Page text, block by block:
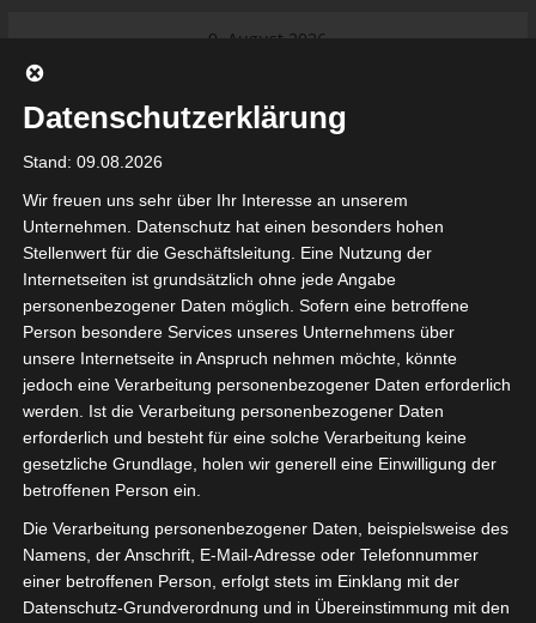
9. August 2026
beginnt am 22. und 23. August
2026 (Update)
Meisterschaft an
Ligue 1 Pro: Spielplan der ersten 15
Spieltage der Saison 2026/2027
Ligue 2 Pro Tunesien 2026/2027 –
Saison beginnt am am 19./20.
September 2026
Internationaler Sportgerichtshof
lehnt Eilverfahren ab – AS Soliman
steuert auf die Ligue 2 zu
tunesienfussball.de
Tunesien Ligafußball
von Google Adsense (Google Ireland Limited, Gordon House, Barrow
Ireland) benötigen wir laut DSGVO Ihre Zustimmung. Es werden seitens
Daten erhoben, verarbeitet und gespeichert. Welche Daten genau
bitte den Datenschutzbedingungen.
Google Adsenseist deaktiviert. ✓ Erlauben Datenschutzbedingungen
Datenschutzerklärung
Stand: 09.08.2026
Wir freuen uns sehr über Ihr Interesse an unserem
Unternehmen. Datenschutz hat einen besonders hohen
Stellenwert für die Geschäftsleitung. Eine Nutzung der
Internetseiten ist grundsätzlich ohne jede Angabe
personenbezogener Daten möglich. Sofern eine betroffene
Person besondere Services unseres Unternehmens über
unsere Internetseite in Anspruch nehmen möchte, könnte
jedoch eine Verarbeitung personenbezogener Daten erforderlich
werden. Ist die Verarbeitung personenbezogener Daten
erforderlich und besteht für eine solche Verarbeitung keine
gesetzliche Grundlage, holen wir generell eine Einwilligung der
betroffenen Person ein.
Die Verarbeitung personenbezogener Daten, beispielsweise des
Namens, der Anschrift, E-Mail-Adresse oder Telefonnummer
einer betroffenen Person, erfolgt stets im Einklang mit der
Datenschutz-Grundverordnung und in Übereinstimmung mit den